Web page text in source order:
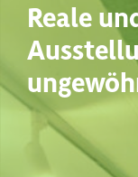
Reale